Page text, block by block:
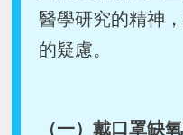
醫學研究的精神
的疑慮。
（一）戴口罩缺